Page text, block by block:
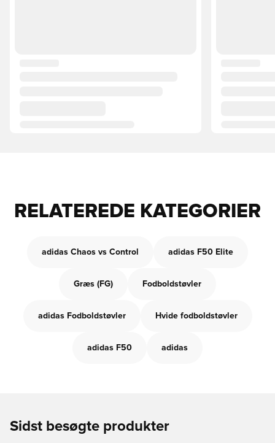
RELATEREDE KATEGORIER
adidas Chaos vs Control adidas F50 Elite
Græs (FG) Fodboldstøvler
adidas Fodboldstøvler Hvide fodboldstøvler
adidas F50 adidas
Sidst besøgte produkter